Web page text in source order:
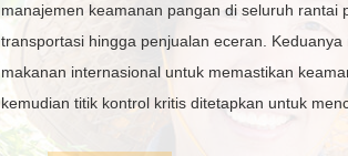
manajemen keamanan pangan di seluruh
transportasi hingga penjualan eceran.
makanan internasional untuk memastikan
kemudian titik kontrol kritis ditetapkan untuk